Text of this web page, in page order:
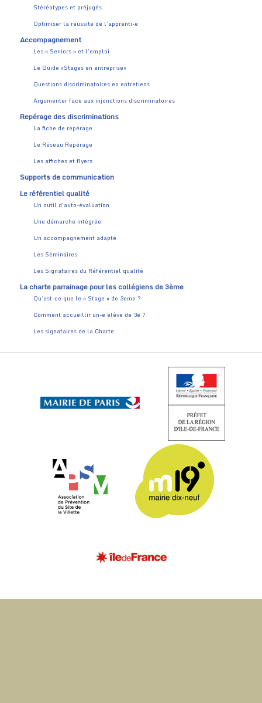
Stéréotypes et préjugés
Optimiser la réussite de l’apprenti-e
Accompagnement
Les « Seniors » et l’emploi
Le Guide «Stages en entreprise»
Questions discriminatoires en entretiens
Argumenter face aux injonctions discriminatoires
Repérage des discriminations
La fiche de repérage
Le Réseau Repérage
Les affiches et flyers
Supports de communication
Le référentiel qualité
Un outil d’auto-évaluation
Une démarche intégrée
Un accompagnement adapté
Les Séminaires
Les Signataires du Référentiel qualité
La charte parrainage pour les collégiens de 3ème
Qu’est-ce que le « Stage » de 3eme ?
Comment accueillir un-e élève de 3e ?
Les signataires de la Charte